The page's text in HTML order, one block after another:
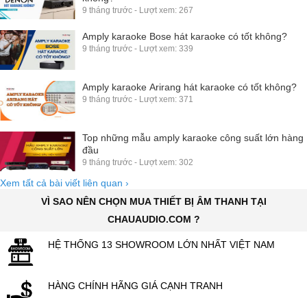
9 tháng trước - Lượt xem: 267
Amply karaoke Bose hát karaoke có tốt không?
9 tháng trước - Lượt xem: 339
Amply karaoke Arirang hát karaoke có tốt không?
9 tháng trước - Lượt xem: 371
Top những mẫu amply karaoke công suất lớn hàng
đầu
9 tháng trước - Lượt xem: 302
Xem tất cả bài viết liên quan ›
VÌ SAO NÊN CHỌN MUA THIẾT BỊ ÂM THANH TẠI
CHAUAUDIO.COM ?
HỆ THỐNG 13 SHOWROOM LỚN NHẤT VIỆT NAM
HÀNG CHÍNH HÃNG GIÁ CẠNH TRANH